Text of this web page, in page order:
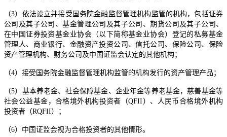
（3）依法设立并接受国务院金融监督管理机构监管的机构，包括证券
公司及其子公司、基金管理公司及其子公司、期货公司及其子公司、
在中国证券投资基金业协会（以下简称基金业协会）登记的私募基金
管理人、商业银行、金融资产投资公司、信托公司、保险公司、保险
资产管理机构、财务公司及中国证监会认定的其他机构；
（4）接受国务院金融监督管理机构监管的机构发行的资产管理产品；
（5）基本养老金、社会保障基金、企业年金等养老基金，慈善基金等
社会公益基金，合格境外机构投资者（QFII）、人民币合格境外机构
投资者（RQFII）；
（6）中国证监会视为合格投资者的其他情形。